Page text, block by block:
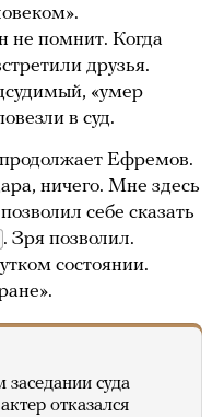
не помнит. Когда
друзья.
«умер
в суд.
Ефремов.
ничего. Мне здесь
себе сказать
. Зря позволил.
состоянии.
суда
отказался